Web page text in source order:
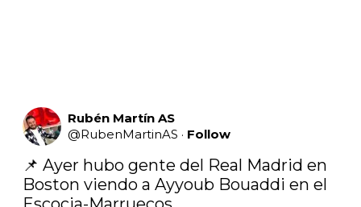
Rubén Martín AS
@RubenMartinAS · Follow
📌 Ayer hubo gente del Real Madrid en
Boston viendo a Ayyoub Bouaddi en el